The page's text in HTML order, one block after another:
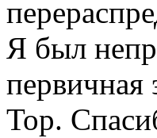
Я был
первичная
Тор.